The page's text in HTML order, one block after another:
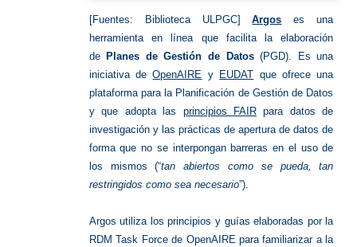
[Fuentes: Biblioteca ULPGC]Argos es una
herramienta en línea que facilita la elaboración
de Planes de Gestión de Datos(PGD). Es una
iniciativa deOpenAIRE y EUDAT que ofrece una
plataforma para la Planificación de Gestión de Datos
y que adopta las principios FAIRpara datos de
investigación y las prácticas de apertura de datos de
forma que no se interpongan barreras en el uso de
los mismos (“tan abiertos como se pueda, tan
restringidos como sea necesario”).
Argos utiliza los principios y guías elaboradas por la
RDM Task Force de OpenAIRE para familiarizar a la